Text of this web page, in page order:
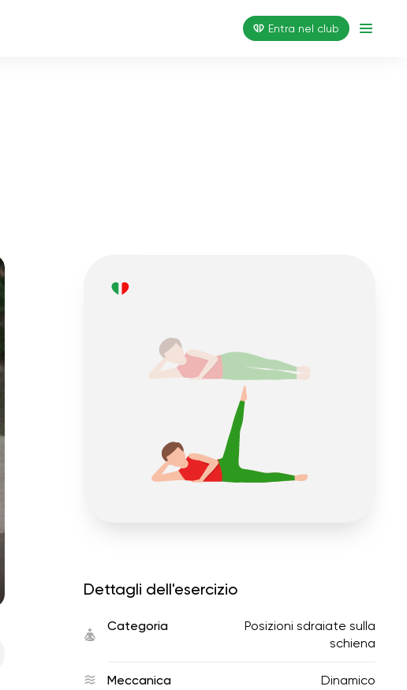
Entra nel club
Dettagli dell'esercizio
Categoria
Posizioni sdraiate sulla
schiena
Meccanica Dinamico